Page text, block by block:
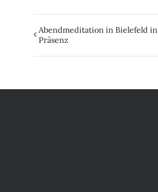
Abendmeditation in Bielefeld in
Präsenz